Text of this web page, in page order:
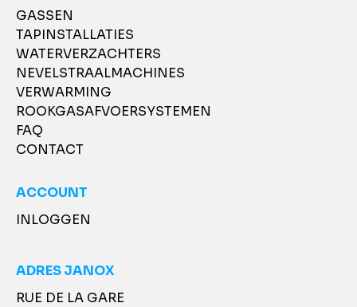
GASSEN
TAPINSTALLATIES
WATERVERZACHTERS
NEVELSTRAALMACHINES
VERWARMING
ROOKGASAFVOERSYSTEMEN
FAQ
CONTACT
ACCOUNT
INLOGGEN
ADRES JANOX
RUE DE LA GARE